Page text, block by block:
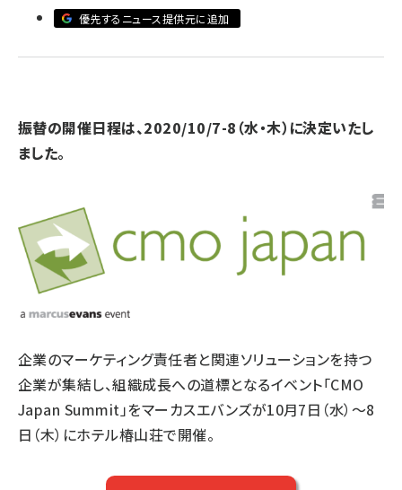
meo (1288)
優先するニュース提供元に追加
振替の開催日程は、2020/10/7-8（水・木）に決定いたし
ました。
企業のマーケティング責任者と関連ソリューションを持つ
企業が集結し、組織成長への道標となるイベント「CMO
Japan Summit」をマーカスエバンズが10月7日（水）～8
日（木）にホテル椿山荘で開催。